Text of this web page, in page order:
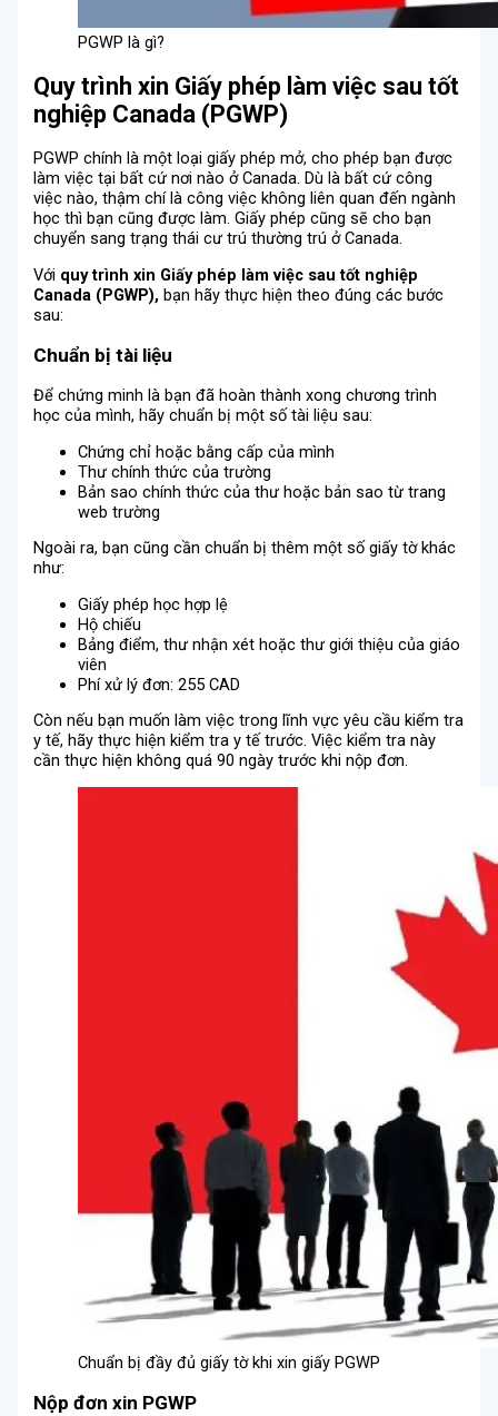
PGWP là gì?
Quy trình xin Giấy phép làm việc sau tốt
nghiệp Canada (PGWP)
PGWP chính là một loại giấy phép mở, cho phép bạn được
làm việc tại bất cứ nơi nào ở Canada. Dù là bất cứ công
việc nào, thậm chí là công việc không liên quan đến ngành
học thì bạn cũng được làm. Giấy phép cũng sẽ cho bạn
chuyển sang trạng thái cư trú thường trú ở Canada.
Với quy trình xin Giấy phép làm việc sau tốt nghiệp
Canada (PGWP),bạn hãy thực hiện theo đúng các bước
sau:
Chuẩn bị tài liệu
Để chứng minh là bạn đã hoàn thành xong chương trình
học của mình, hãy chuẩn bị một số tài liệu sau:
Chứng chỉ hoặc bằng cấp của mình
Thư chính thức của trường
Bản sao chính thức của thư hoặc bản sao từ trang
web trường
Ngoài ra, bạn cũng cần chuẩn bị thêm một số giấy tờ khác
như:
Giấy phép học hợp lệ
Hộ chiếu
Bảng điểm, thư nhận xét hoặc thư giới thiệu của giáo
viên
Phí xử lý đơn: 255 CAD
Còn nếu bạn muốn làm việc trong lĩnh vực yêu cầu kiểm tra
y tế, hãy thực hiện kiểm tra y tế trước. Việc kiểm tra này
cần thực hiện không quá 90 ngày trước khi nộp đơn.
Chuẩn bị đầy đủ giấy tờ khi xin giấy PGWP
Nộp đơn xin PGWP